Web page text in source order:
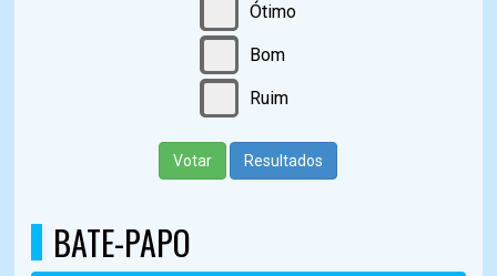
Ótimo
Bom
Ruim
Votar Resultados
BATE-PAPO